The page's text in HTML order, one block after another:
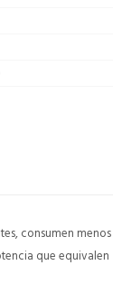
consumen menos
que equivalen